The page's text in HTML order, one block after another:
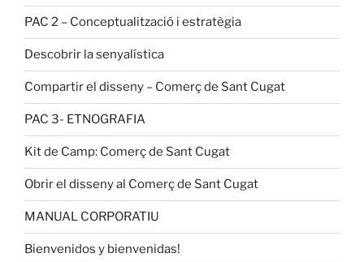
PAC 2 – Conceptualització i estratègia
Descobrir la senyalística
Compartir el disseny – Comerç de Sant Cugat
PAC 3- ETNOGRAFIA
Kit de Camp: Comerç de Sant Cugat
Obrir el disseny al Comerç de Sant Cugat
MANUAL CORPORATIU
Bienvenidos y bienvenidas!